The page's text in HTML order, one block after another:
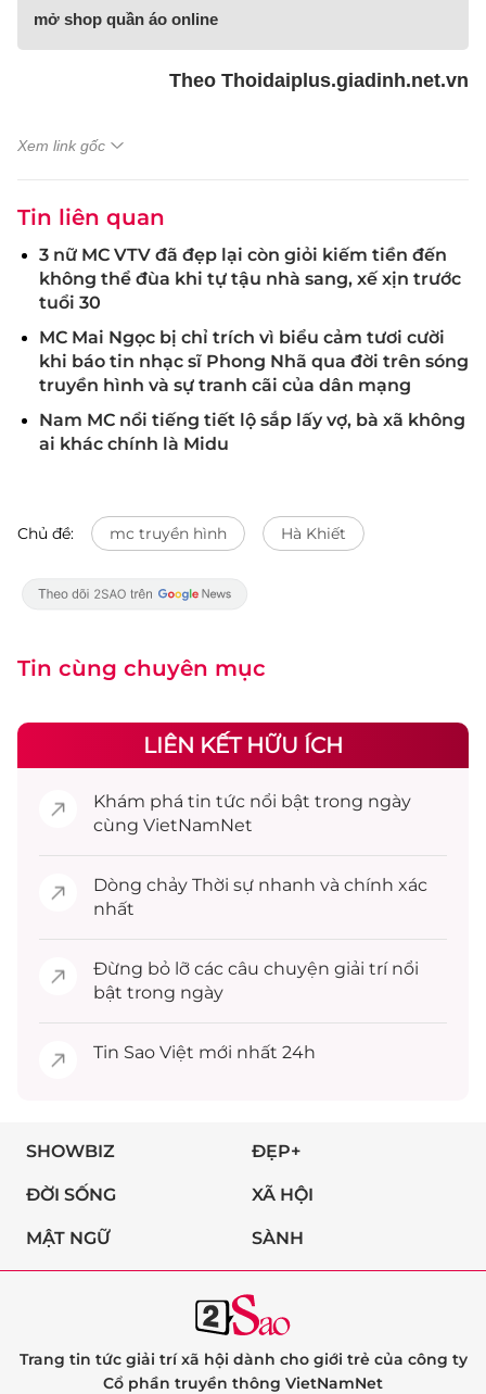
mở shop quần áo online
Theo Thoidaiplus.giadinh.net.vn
Xem link gốc
Tin liên quan
3 nữ MC VTV đã đẹp lại còn giỏi kiếm tiền đến
không thể đùa khi tự tậu nhà sang, xế xịn trước
tuổi 30
MC Mai Ngọc bị chỉ trích vì biểu cảm tươi cười
khi báo tin nhạc sĩ Phong Nhã qua đời trên sóng
truyền hình và sự tranh cãi của dân mạng
Nam MC nổi tiếng tiết lộ sắp lấy vợ, bà xã không
ai khác chính là Midu
Chủ đề: mc truyền hình Hà Khiết
Tin cùng chuyên mục
LIÊN KẾT HỮU ÍCH
Khám phá tin tức nổi bật trong ngày
cùng VietNamNet
Dòng chảy Thời sự nhanh và chính xác
nhất
Đừng bỏ lỡ các câu chuyện giải trínổi
bật trong ngày
Tin Sao Việt mới nhất 24h
SHOWBIZ ĐẸP+
ĐỜI SỐNG XÃ HỘI
MẬT NGỮ SÀNH
Trang tin tức giải trí xã hội dành cho giới trẻ của công ty
Cổ phần truyền thông VietNamNet